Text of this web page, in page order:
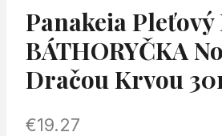
Panakeia
BÁTHORYČKA
Dračou Krvou
€19.27